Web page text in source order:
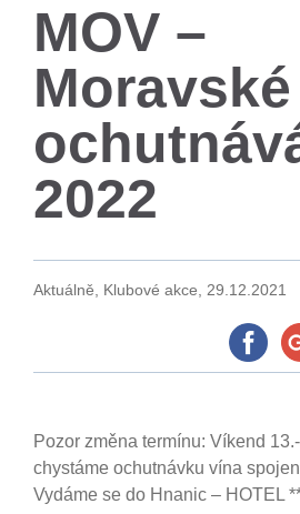
MOV –
Moravské
2022
Aktuálně, Klubové akce, 29.12.2021
Pozor změna termínu: Víkend
chystáme ochutnávku vína
Vydáme se do Hnanic – HOTEL